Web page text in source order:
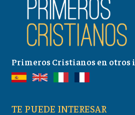
Primeros Cristianos en otros
TE PUEDE INTERESAR